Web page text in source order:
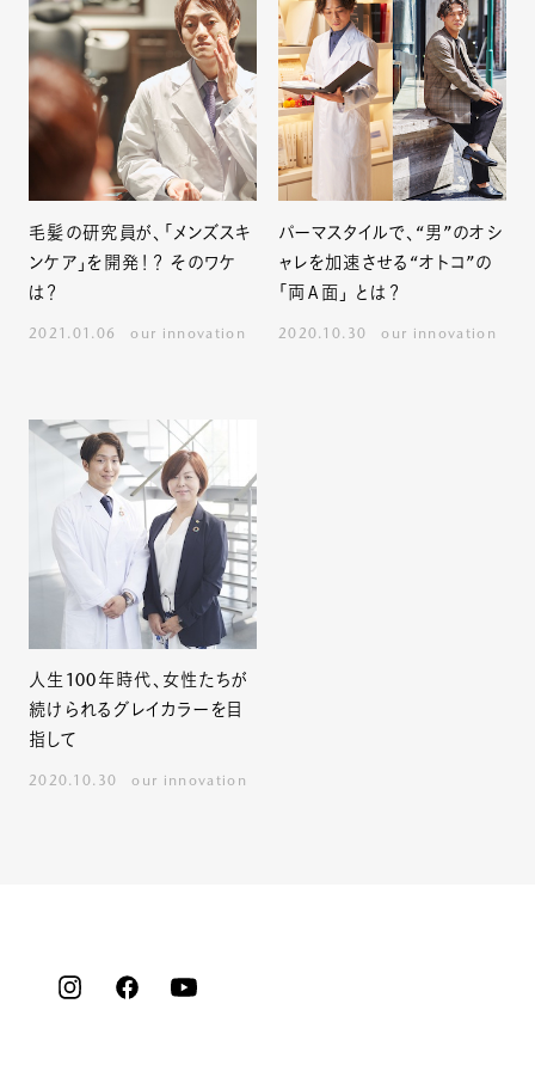
毛髪の研究員が、「メンズスキ
ンケア」を開発！？ そのワケ
は？
2021.01.06 our innovation
パーマスタイルで、“男”のオシ
ャレを加速させる“オトコ”の
「両Ａ面」 とは？
2020.10.30 our innovation
人生100年時代、女性たちが
続けられるグレイカラーを目
指して
2020.10.30 our innovation